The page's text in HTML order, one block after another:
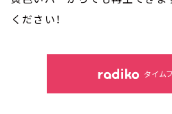
ください！
タイム